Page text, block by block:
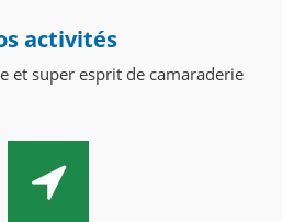
activités
et super esprit de camaraderie